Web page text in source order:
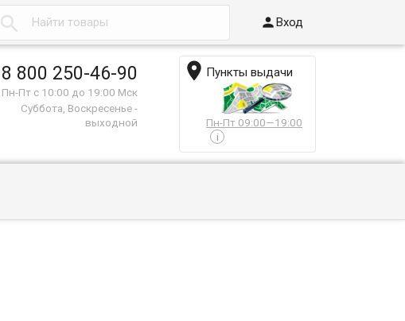
 Вход
8 800 250-46-90
Пн-Пт с 10:00 до 19:00 Мск
Суббота, Воскресенье -
выходной
 Пункты выдачи
Пн-Пт 09:00—19:00
i